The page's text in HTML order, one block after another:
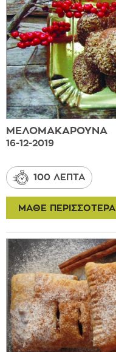
ΜΕΛΟΜΑΚΑΡΟΥΝΑ
16-12-2019
100 ΛΕΠΤΑ
ΜΑΘΕ ΠΕΡΙΣΣΟΤΕΡΑ